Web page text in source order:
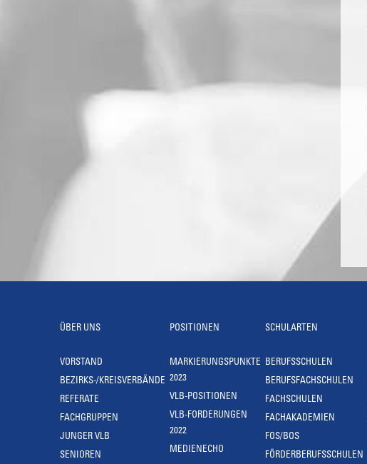
ÜBER UNS
VORSTAND
BEZIRKS-/KREISVERBÄNDE
REFERATE
FACHGRUPPEN
JUNGER VLB
SENIOREN
POSITIONEN
MARKIERUNGSPUNKTE
2023
VLB-POSITIONEN
VLB-FORDERUNGEN
2022
MEDIENECHO
SCHULARTEN
BERUFSSCHULEN
BERUFSFACHSCHULEN
FACHSCHULEN
FACHAKADEMIEN
FOS/BOS
FÖRDERBERUFSSCHULEN